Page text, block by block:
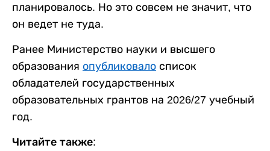
планировалось. Но это совсем не значит, что
он ведет не туда.
Ранее Министерство науки и высшего
образования опубликовало список
обладателей государственных
образовательных грантов на 2026/27 учебный
год.
Читайте также: